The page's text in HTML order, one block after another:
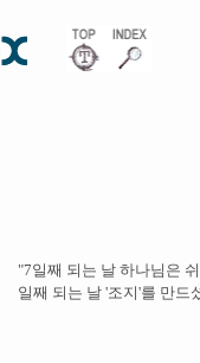
"7일째 되는 날 하나님은
일째 되는 날 '조지'를 만드